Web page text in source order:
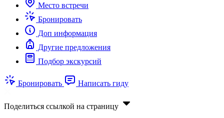
Место встречи
Бронировать
Доп информация
Другие предложения
Подбор экскурсий
Бронировать Написать гиду
Поделиться ссылкой на страницу